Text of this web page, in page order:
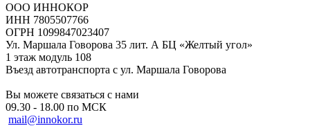
ООО ИННОКОР
ИНН 7805507766
ОГРН 1099847023407
Ул. Маршала Говорова 35 лит. А БЦ «Желтый угол»
1 этаж модуль 108
Въезд автотранспорта с ул. Маршала Говорова
Вы можете связаться с нами
09.30 - 18.00 по МСК
mail@innokor.ru